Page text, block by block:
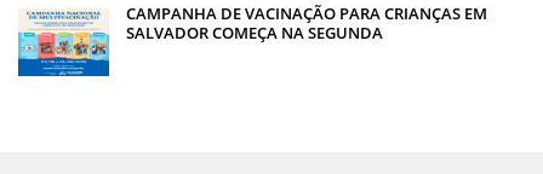
CAMPANHA DE VACINAÇÃO PARA CRIANÇAS EM
SALVADOR COMEÇA NA SEGUNDA